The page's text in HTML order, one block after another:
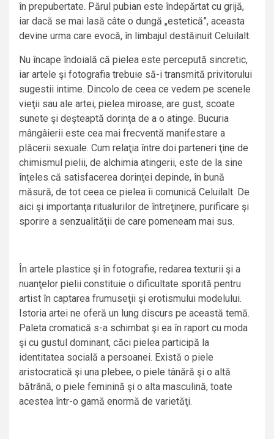
în prepubertate. Părul pubian este îndepărtat cu grijă,
iar dacă se mai lasă câte o dungă „estetică”, aceasta
devine urma care evocă, în limbajul destăinuit Celuilalt.
Nu încape îndoială că pielea este percepută sincretic,
iar artele şi fotografia trebuie să-i transmită privitorului
sugestii intime. Dincolo de ceea ce vedem pe scenele
vieţii sau ale artei, pielea miroase, are gust, scoate
sunete şi deşteaptă dorinţa de a o atinge. Bucuria
mângâierii este cea mai frecventă manifestare a
plăcerii sexuale. Cum relaţia între doi parteneri ţine de
chimismul pielii, de alchimia atingerii, este de la sine
înţeles că satisfacerea dorinţei depinde, în bună
măsură, de tot ceea ce pielea îi comunică Celuilalt. De
aici şi importanţa ritualurilor de întreţinere, purificare şi
sporire a senzualităţii de care pomeneam mai sus.
În artele plastice şi în fotografie, redarea texturii şi a
nuanţelor pielii constituie o dificultate sporită pentru
artist în captarea frumuseţii şi erotismului modelului.
Istoria artei ne oferă un lung discurs pe această temă.
Paleta cromatică s-a schimbat şi ea în raport cu moda
şi cu gustul dominant, căci pielea participă la
identitatea socială a persoanei. Există o piele
aristocratică şi una plebee, o piele tânără şi o altă
bătrână, o piele feminină şi o alta masculină, toate
acestea într-o gamă enormă de varietăţi.